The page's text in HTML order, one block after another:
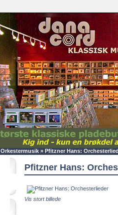
Orkestermusik » Pfitzner Hans:
Pfitzner Hans:
Vis stort billede